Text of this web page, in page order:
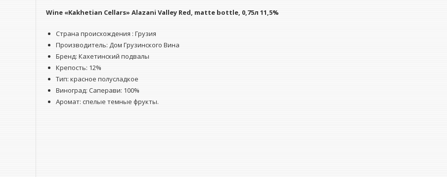
Wine «Kakhetian Cellars» Alazani Valley Red, matte bottle, 0,75л 11,5%
Страна происхождения : Грузия
Производитель: Дом Грузинского Вина
Бренд: Кахетинский подвалы
Крепость: 12%
Тип: красное полусладкое
Виноград: Саперави: 100%
Аромат: спелые темные фрукты.